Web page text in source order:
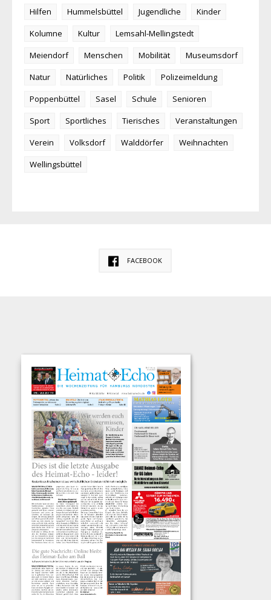
Hilfen
Hummelsbüttel Jugendliche
Kinder
Kolumne
Kultur
Lemsahl-Mellingstedt
Meiendorf
Menschen Mobilität
Museumsdorf
Natur
Natürliches Politik
Polizeimeldung
Poppenbüttel
Sasel Schule
Senioren
Sport
Sportliches Tierisches
Veranstaltungen
Verein
Volksdorf Walddörfer
Weihnachten
Wellingsbüttel
FACEBOOK